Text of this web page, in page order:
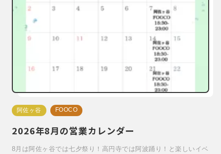
阿佐ヶ谷 FOOCO
2026年8月の営業カレンダー
8月は阿佐ヶ谷では七夕祭り！高円寺では阿波踊り！と楽しいイベ